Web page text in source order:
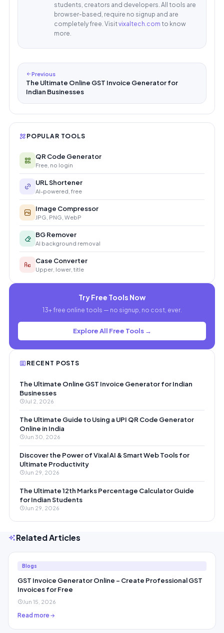
students, creators and developers. All tools are
browser-based, require no signup and are
completely free. Visitvixaltech.com to know
more.
Previous
The Ultimate Online GST Invoice Generator for
Indian Businesses
POPULAR TOOLS
QR Code Generator
Free, no login
URL Shortener
AI-powered, free
Image Compressor
JPG, PNG, WebP
BG Remover
AI background removal
Case Converter
Upper, lower, title
Try Free Tools Now
13+ free online tools — no signup, no cost, ever.
Explore All Free Tools →
RECENT POSTS
The Ultimate Online GST Invoice Generator for Indian
Businesses
Jul 2, 2026
The Ultimate Guide to Using a UPI QR Code Generator
Online in India
Jun 30, 2026
Discover the Power of Vixal AI & Smart Web Tools for
Ultimate Productivity
Jun 29, 2026
The Ultimate 12th Marks Percentage Calculator Guide
for Indian Students
Jun 29, 2026
Related Articles
Blogs
GST Invoice Generator Online – Create Professional GST
Invoices for Free
Jun 15, 2026
Read more